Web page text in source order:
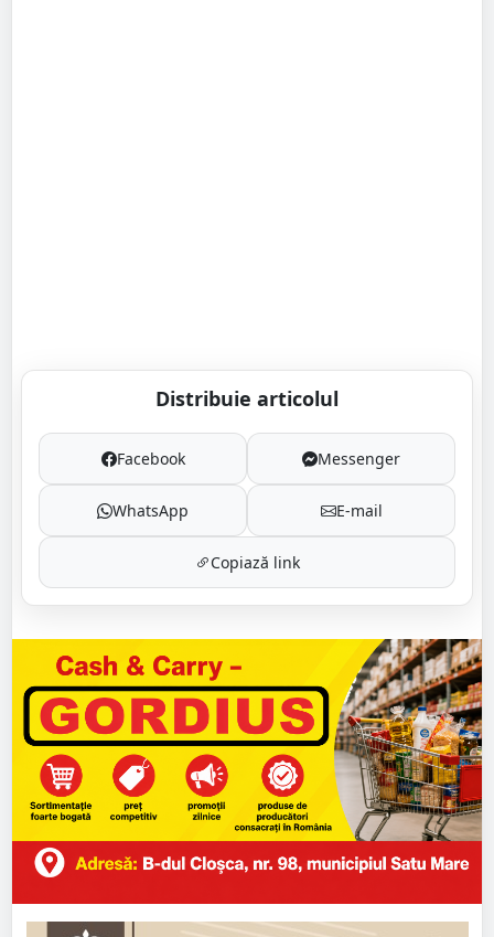
Distribuie articolul
Facebook Messenger
WhatsApp E-mail
Copiază link